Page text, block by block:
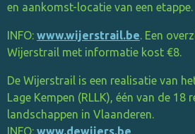
en aankomst-locatie van een etappe.
INFO: www.wijerstrail.be. Een
Wijerstrail met informatie kost €8.
De Wijerstrail is een realisatie van
Lage Kempen (RLLK), één van de 18
landschappen in Vlaanderen.
INFO: www.dewijers.be